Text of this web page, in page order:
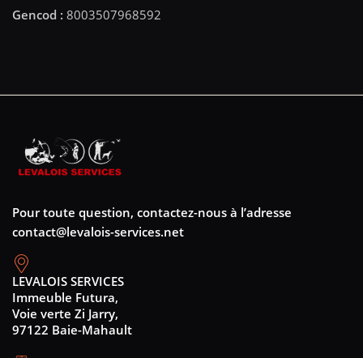
Pour toute question, contactez-nous à l’adresse
contact@levalois-services.net
LEVALOIS SERVICES
Immeuble Futura,
Voie verte Zi Jarry,
97122 Baie-Mahault